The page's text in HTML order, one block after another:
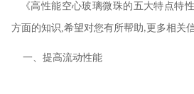
《高性能空心玻璃微珠的五大特点特
方面的知识,希望对您有所帮助,更多相关
一、提高流动性能